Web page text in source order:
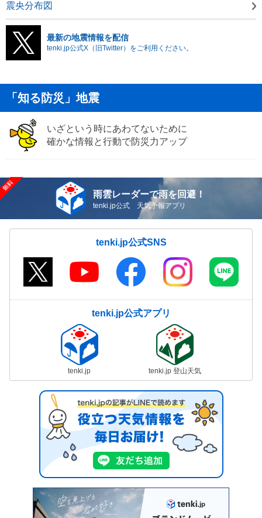
震央分布図
最新の地震情報を配信
tenki.jp公式X（旧Twitter）をご利用ください。
「知る防災」地震
いざという時にあわてないために
確かな情報と行動で防災力アップ
雨雲レーダーで雨を回避！
tenki.jp公式 天気予報アプリ
tenki.jp公式SNS
tenki.jp公式アプリ
tenki.jp tenki.jp 登山天気